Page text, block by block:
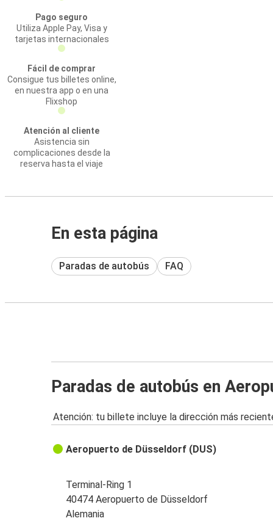
Pago seguro
Utiliza Apple Pay, Visa y
tarjetas internacionales
Fácil de comprar
Consigue tus billetes online,
en nuestra app o en una
Flixshop
Atención al cliente
Asistencia sin
complicaciones desde la
reserva hasta el viaje
En esta página
Paradas de autobús FAQ
Paradas de autobús en
Atención: tu billete incluye la dirección más
Aeropuerto de Düsseldorf (DUS)
Terminal-Ring 1
40474 Aeropuerto de Düsseldorf
Alemania